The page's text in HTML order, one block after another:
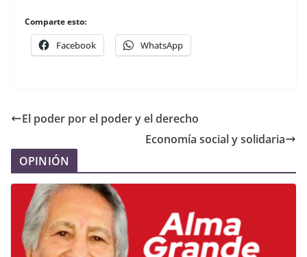
Comparte esto:
Facebook WhatsApp
El poder por el poder y el derecho
Economía social y solidaria
OPINIÓN